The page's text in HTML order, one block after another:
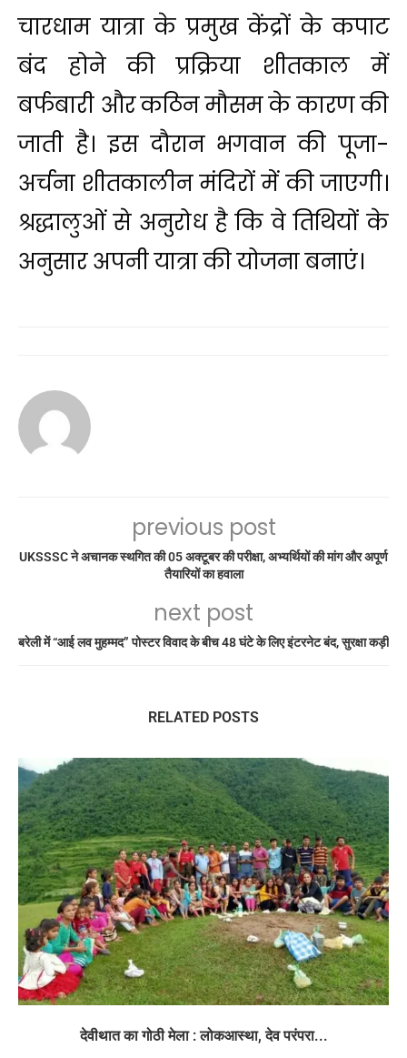
चारधाम यात्रा के प्रमुख केंद्रों के कपाट
बंद होने की प्रक्रिया शीतकाल में
बर्फबारी और कठिन मौसम के कारण की
जाती है। इस दौरान भगवान की पूजा-
अर्चना शीतकालीन मंदिरों में की जाएगी।
श्रद्धालुओं से अनुरोध है कि वे तिथियों के
अनुसार अपनी यात्रा की योजना बनाएं।
previous post
UKSSSC ने अचानक स्थगित की 05 अक्टूबर की परीक्षा, अभ्यर्थियों की मांग और अपूर्ण
तैयारियों का हवाला
next post
बरेली में “आई लव मुहम्मद” पोस्टर विवाद के बीच 48 घंटे के लिए इंटरनेट बंद, सुरक्षा कड़ी
RELATED POSTS
देवीथात का गोठी मेला : लोकआस्था, देव परंपरा...